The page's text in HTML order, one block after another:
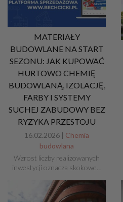
MATERIAŁY
BUDOWLANE NA START
SEZONU: JAK KUPOWAĆ
HURTOWO CHEMIĘ
BUDOWLANĄ, IZOLACJĘ,
FARBY I SYSTEMY
SUCHEJ ZABUDOWY BEZ
RYZYKA PRZESTOJU
16.02.2026 | Chemia
budowlana
Wzrost liczby realizowanych
inwestycji oznacza skokowe…